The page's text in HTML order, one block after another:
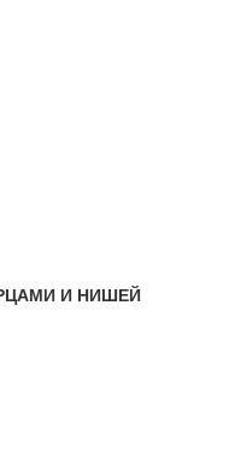
И НИШЕЙ